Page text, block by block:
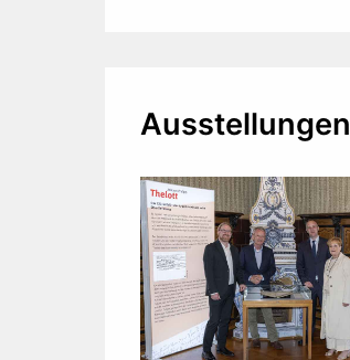
Ausstellungen